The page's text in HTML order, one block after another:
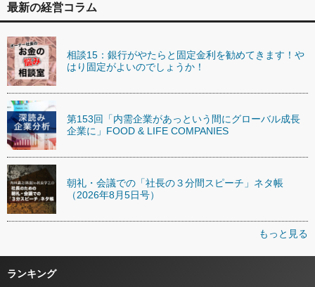
最新の経営コラム
相談15：銀行がやたらと固定金利を勧めてきます！や
はり固定がよいのでしょうか！
第153回「内需企業があっという間にグローバル成長
企業に」FOOD & LIFE COMPANIES
朝礼・会議での「社長の３分間スピーチ」ネタ帳
（2026年8月5日号）
もっと見る
ランキング